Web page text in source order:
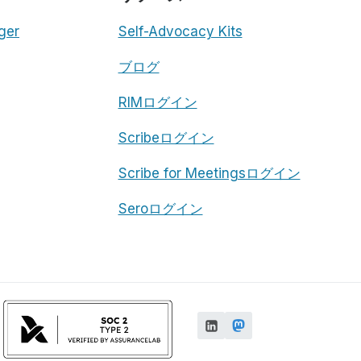
Self-Advocacy Kits
ブログ
RIMログイン
Scribeログイン
Scribe for Meetingsログイン
Seroログイン